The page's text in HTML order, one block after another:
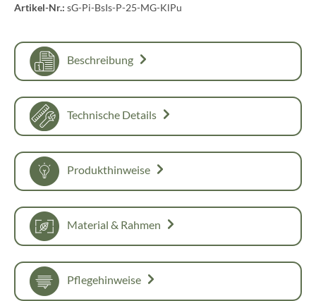
Artikel-Nr.: sG-Pi-BsIs-P-25-MG-KlPu
Beschreibung
Technische Details
Produkthinweise
Material & Rahmen
Pflegehinweise